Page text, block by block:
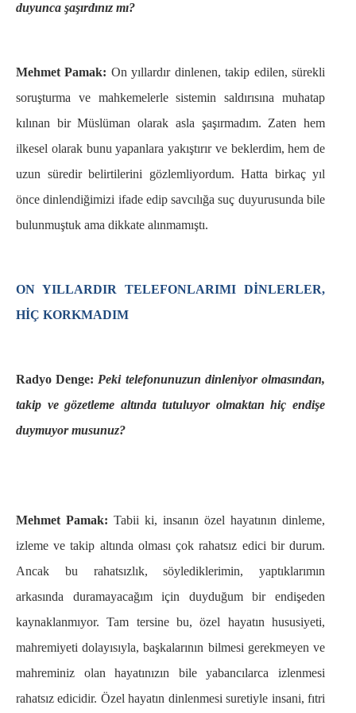
duyunca şaşırdınız mı?
Mehmet Pamak: On yıllardır dinlenen, takip edilen, sürekli
soruşturma ve mahkemelerle sistemin saldırısına muhatap
kılınan bir Müslüman olarak asla şaşırmadım. Zaten hem
ilkesel olarak bunu yapanlara yakıştırır ve beklerdim, hem de
uzun süredir belirtilerini gözlemliyordum. Hatta birkaç yıl
önce dinlendiğimizi ifade edip savcılığa suç duyurusunda bile
bulunmuştuk ama dikkate alınmamıştı.
ON YILLARDIR TELEFONLARIMI DİNLERLER,
HİÇ KORKMADIM
Radyo Denge: Peki telefonunuzun dinleniyor olmasından,
takip ve gözetleme altında tutuluyor olmaktan hiç endişe
duymuyor musunuz?
Mehmet Pamak:Tabii ki, insanın özel hayatının dinleme,
izleme ve takip altında olması çok rahatsız edici bir durum.
Ancak bu rahatsızlık, söylediklerimin, yaptıklarımın
arkasında duramayacağım için duyduğum bir endişeden
kaynaklanmıyor. Tam tersine bu, özel hayatın hususiyeti,
mahremiyeti dolayısıyla, başkalarının bilmesi gerekmeyen ve
mahreminiz olan hayatınızın bile yabancılarca izlenmesi
rahatsız edicidir. Özel hayatın dinlenmesi suretiyle insani, fıtri